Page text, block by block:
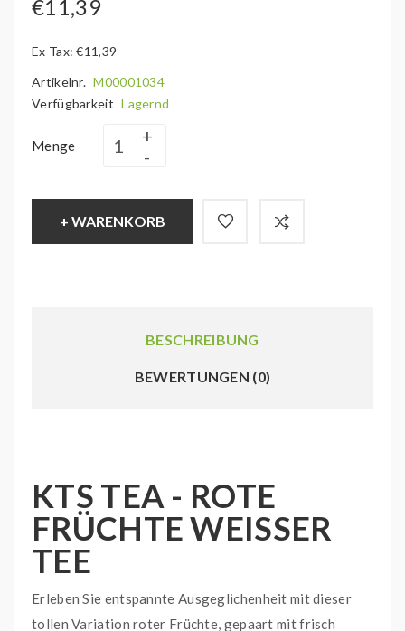
€11,39
Ex Tax: €11,39
Artikelnr. M00001034
Verfügbarkeit Lagernd
Menge
+ WARENKORB
BESCHREIBUNG
BEWERTUNGEN (0)
KTS TEA - ROTE
FRÜCHTE WEISSER T
EE
Erleben Sie entspannte Ausgeglichenheit mit dieser
tollen Variation roter Früchte, gepaart mit frisch